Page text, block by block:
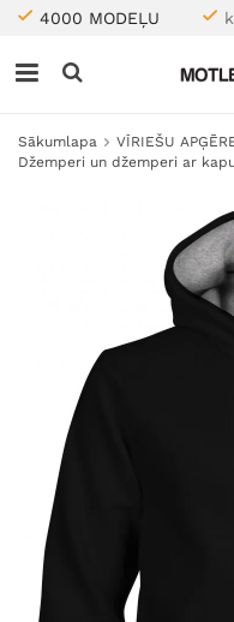
4000 MODEĻU
Sākumlapa
VĪRIEŠU
Džemperi un džemperi ar